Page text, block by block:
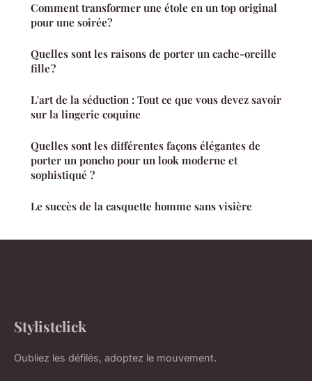
Comment transformer une étole en un top original
pour une soirée?
Quelles sont les raisons de porter un cache-oreille
fille ?
L'art de la séduction : Tout ce que vous devez savoir
sur la lingerie coquine
Quelles sont les différentes façons élégantes de
porter un poncho pour un look moderne et
sophistiqué ?
Le succès de la casquette homme sans visière
Stylistclick
Oubliez les défilés, adoptez le mouvement.